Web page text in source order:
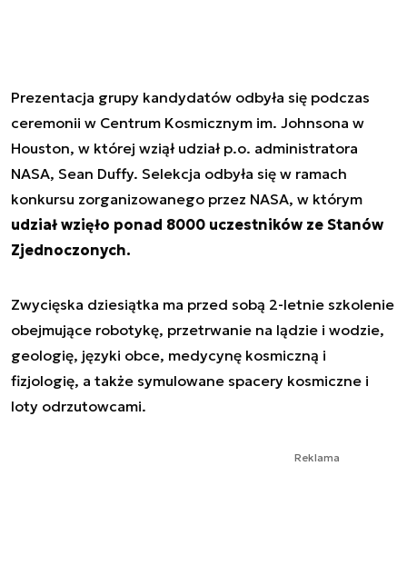
Prezentacja grupy kandydatów odbyła się podczas
ceremonii w Centrum Kosmicznym im. Johnsona w
Houston, w której wziął udział p.o. administratora
NASA, Sean Duffy. Selekcja odbyła się w ramach
konkursu zorganizowanego przez NASA, w którym
udział wzięło ponad 8000 uczestników ze Stanów
Zjednoczonych.
Zwycięska dziesiątka ma przed sobą 2-letnie szkolenie
obejmujące robotykę, przetrwanie na lądzie i wodzie,
geologię, języki obce, medycynę kosmiczną i
fizjologię, a także symulowane spacery kosmiczne i
loty odrzutowcami.
Reklama